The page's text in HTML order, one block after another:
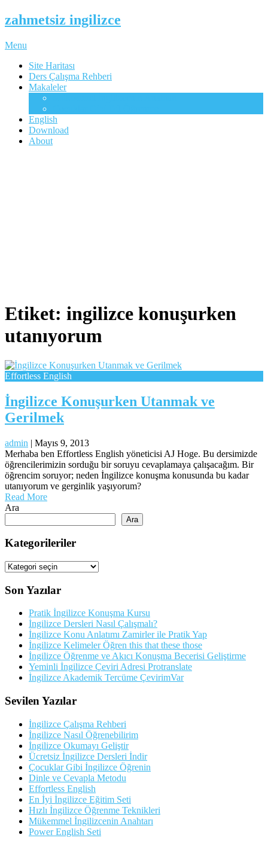
zahmetsiz ingilizce
Menu
Site Haritası
Ders Çalışma Rehberi
Makaleler
English
Download
About
Etiket: ingilizce konuşurken
utanıyorum
Effortless English
İngilizce Konuşurken Utanmak ve
Gerilmek
admin | Mayıs 9, 2013
Merhaba ben Effortless English yöneticisi AJ Hoge. Bu dersimizde
öğrencilerimizin sorduğu bir soruyu cevaplamaya çalışacağım. Bir
öğrencim soruyor; neden İngilizce konuşma konusunda bu kadar
utanıyorum ve gerginlik yaşıyorum?
Read More
Ara
Ara
Kategorileriler
Kategorileriler
Son Yazılar
Pratik İngilizce Konuşma Kursu
İngilizce Dersleri Nasıl Çalışmalı?
İngilizce Konu Anlatımı Zamirler ile Pratik Yap
İngilizce Kelimeler Öğren this that these those
İngilizce Öğrenme ve Akıcı Konuşma Becerisi Geliştirme
Yeminli İngilizce Çeviri Adresi Protranslate
İngilizce Akademik Tercüme ÇevirimVar
Sevilen Yazılar
İngilizce Çalışma Rehberi
İngilizce Nasıl Öğrenebilirim
İngilizce Okumayı Geliştir
Ücretsiz İngilizce Dersleri İndir
Çocuklar Gibi İngilizce Öğrenin
Dinle ve Cevapla Metodu
Effortless English
En İyi İngilizce Eğitim Seti
Hızlı İngilizce Öğrenme Teknikleri
Mükemmel İngilizcenin Anahtarı
Power English Seti